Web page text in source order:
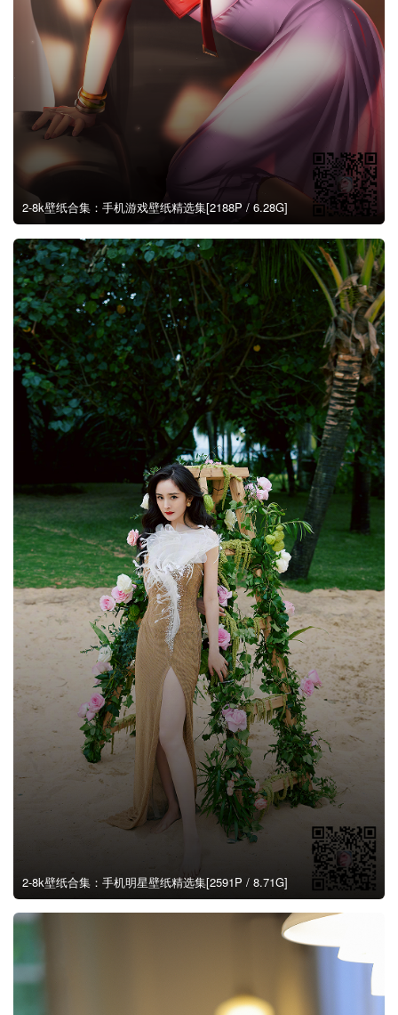
2-8k壁纸合集：手机游戏壁纸精选集[2188P / 6.28G]
2-8k壁纸合集：手机明星壁纸精选集[2591P / 8.71G]